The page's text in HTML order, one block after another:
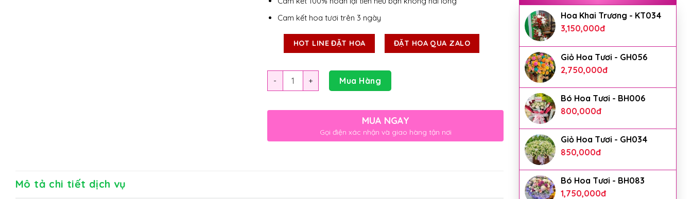
Hoa Khai Trương - KT034
3,150,000đ
Giỏ Hoa Tươi - GH056
2,750,000đ
Bó Hoa Tươi - BH006
800,000đ
Giỏ Hoa Tươi - GH034
850,000đ
Bó Hoa Tươi - BH083
1,750,000đ
Cam kết hoa tươi trên 3 ngày
HOT LINE ĐẶT HOA ĐẶT HOA QUA ZALO
Số lượng Mua Hàng
MUA NGAY
Gọi điện xác nhận và giao hàng tận nơi
Mô tả chi tiết dịch vụ